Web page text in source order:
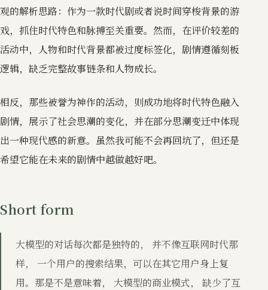
观的解析思路：作为一款时代剧或者说时间穿梭背景的游
戏，抓住时代特色和脉搏至关重要。然而，在评价较差的
活动中，人物和时代背景都被过度标签化，剧情遵循刻板
逻辑，缺乏完整故事链条和人物成长。
相反，那些被誉为神作的活动，则成功地将时代特色融入
剧情，展示了社会思潮的变化，并在部分思潮变迁中体现
出一种现代感的新意。虽然我可能不会再回坑了，但还是
希望它能在未来的剧情中越做越好吧。
Short form
大模型的对话每次都是独特的， 并不像互联网时代那
样， 一个用户的搜索结果，可以在其它用户身上复
用。那是不是意味着， 大模型的商业模式， 缺少了互